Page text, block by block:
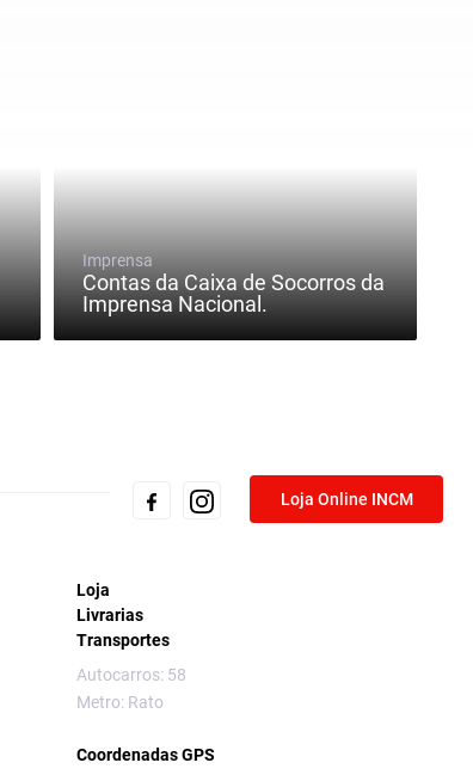
Imprensa
Contas da Caixa de Socorros da
Imprensa Nacional.
Loja Online INCM
Loja
Livrarias
Transportes
Autocarros: 58
Metro: Rato
Coordenadas GPS